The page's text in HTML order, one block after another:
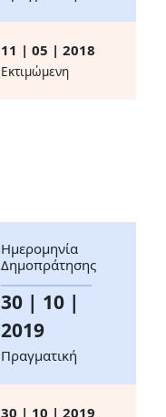
11 | 05 | 2018
Eκτιμώμενη
Ημερομηνία
Δημοπράτησης
30 | 10 |
2019
Πραγματική
30 | 10 | 2019